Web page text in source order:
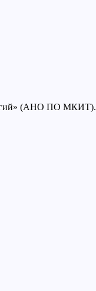
(АНО ПО МКИТ).